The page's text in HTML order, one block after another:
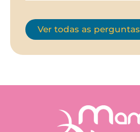
Ver todas as perguntas